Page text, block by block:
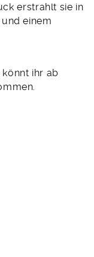
erstrahlt sie in
einem
ihr ab